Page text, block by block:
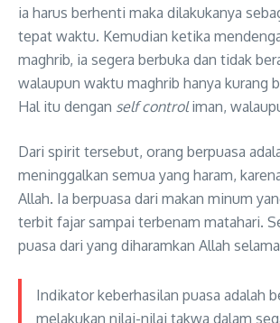
ia harus berhenti maka dilakukanya
tepat waktu. Kemudian ketika
maghrib, ia segera berbuka dan tidak
walaupun waktu maghrib hanya kurang
Hal itu dengan self controliman,
Dari spirit tersebut, orang berpuasa
meninggalkan semua yang haram,
Allah. Ia berpuasa dari makan minum
terbit fajar sampai terbenam matahari.
puasa dari yang diharamkan Allah
Indikator keberhasilan puasa adalah
melakukan nilai-nilai takwa dalam